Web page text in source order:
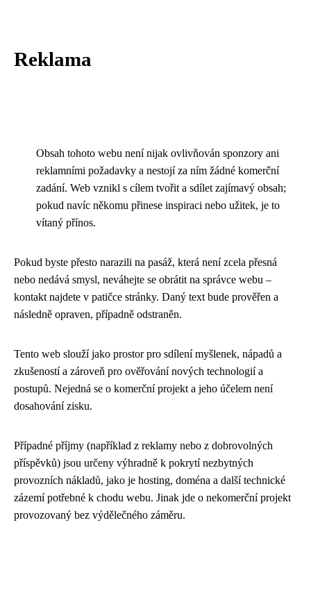
Reklama
Obsah tohoto webu není nijak ovlivňován sponzory ani
reklamními požadavky a nestojí za ním žádné komerční
zadání. Web vznikl s cílem tvořit a sdílet zajímavý obsah;
pokud navíc někomu přinese inspiraci nebo užitek, je to
vítaný přínos.
Pokud byste přesto narazili na pasáž, která není zcela přesná
nebo nedává smysl, neváhejte se obrátit na správce webu –
kontakt najdete v patičce stránky. Daný text bude prověřen a
následně opraven, případně odstraněn.
Tento web slouží jako prostor pro sdílení myšlenek, nápadů a
zkušeností a zároveň pro ověřování nových technologií a
postupů. Nejedná se o komerční projekt a jeho účelem není
dosahování zisku.
Případné příjmy (například z reklamy nebo z dobrovolných
příspěvků) jsou určeny výhradně k pokrytí nezbytných
provozních nákladů, jako je hosting, doména a další technické
zázemí potřebné k chodu webu. Jinak jde o nekomerční projekt
provozovaný bez výdělečného záměru.